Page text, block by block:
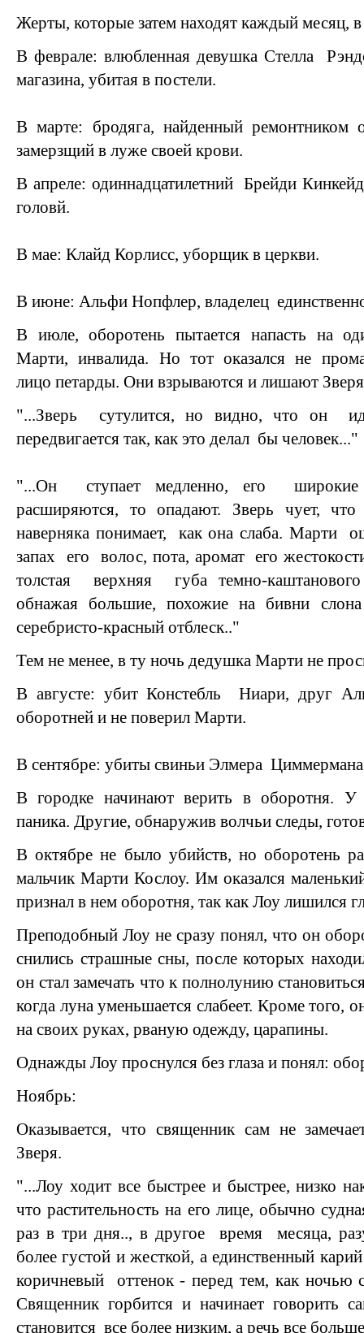
Жерты, которые затем находят каждый месяц,
В феврале: влюбленная девушка Стелла
магазина, убитая в постели.
В марте: бродяга, найденный ремонтником
замерзщий в луже своей крови.
В апреле: одиннадцатилетний Брейди
головй.
В мае: Клайд Корлисс, уборщик в церкви.
В июне: Альфи Нопфлер, владелец
В июле, оборотень пытается напасть на
Марти, инвалида. Но тот оказался не
лицо петарды. Они взрываются и лишают Зверя
"...Зверь сутулится, но видно, что он
передвигается так, как это делал бы человек..."
"...Он ступает медленно, его широкие
расширяются, то опадают. Зверь чует,
наверняка понимает, как она слаба. Марти
запах его волос, пота, аромат его
толстая верхняя губа темно-
обнажая большие, похожие на бивни
серебристо-красный отблеск.."
Тем не менее, в ту ночь дедушка Марти не
В августе: убит Констебль Ниари, друг
оборотней и не поверил Марти.
В сентябре: убиты свиньи Элмера
В городке начинают верить в оборотня. У
паника. Другие, обнаружив волчьи следы,
В октябре не было убийств, но оборотень
мальчик Марти Кослоу. Им оказался
признал в нем оборотня, так как Лоу лишился
Преподобный Лоу не сразу понял, что он
снились страшные сны, после которых
он стал замечать что к полнолунию
когда луна уменьшается слабеет. Кроме того,
на своих руках, рваную одежду, царапины.
Однажды Лоу проснулся без глаза и понял:
Ноябрь:
Оказывается, что священник сам не
Зверя.
"...Лоу ходит все быстрее и быстрее, низко
что растительность на его лице, обычно
раз в три дня.., в другое время месяца,
более густой и жесткой, а единственный
коричневый оттенок - перед тем, как ночью
Священник горбится и начинает
становится все более низким, а речь все